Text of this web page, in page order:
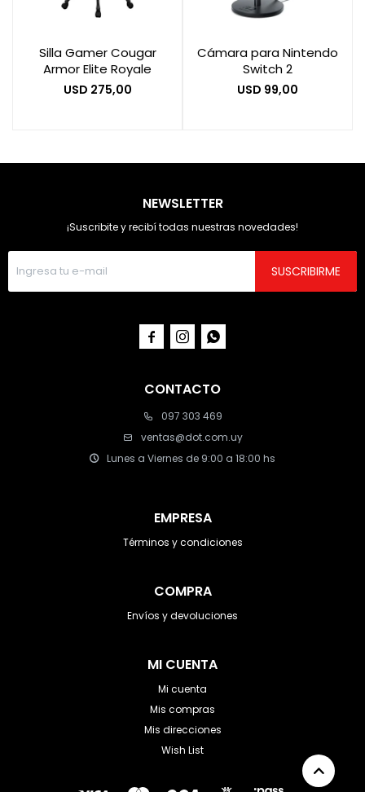
Silla Gamer Cougar
Armor Elite Royale
USD 275,00
Cámara para Nintendo
Switch 2
USD 99,00
CONTACTO
097 303 469
ventas@dot.com.uy
Lunes a Viernes de 9:00 a 18:00 hs
EMPRESA
Términos y condiciones
COMPRA
Envíos y devoluciones
MI CUENTA
Mi cuenta
Mis compras
Mis direcciones
Wish List
NEWSLETTER
¡Suscribite y recibí todas nuestras novedades!
SUSCRIBIRME
  